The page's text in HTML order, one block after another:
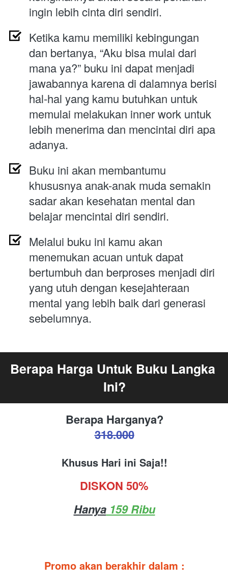
ingin lebih cinta diri sendiri.
Ketika kamu memiliki kebingungan
dan bertanya, “Aku bisa mulai dari
mana ya?” buku ini dapat menjadi
jawabannya karena di dalamnya berisi
hal-hal yang kamu butuhkan untuk
memulai melakukan inner work untuk
lebih menerima dan mencintai diri apa
adanya.
Buku ini akan membantumu
khususnya anak-anak muda semakin
sadar akan kesehatan mental dan
belajar mencintai diri sendiri.
Melalui buku ini kamu akan
menemukan acuan untuk dapat
bertumbuh dan berproses menjadi diri
yang utuh dengan kesejahteraan
mental yang lebih baik dari generasi
sebelumnya.
Berapa Harga Untuk Buku Langka
Ini?
Berapa Harganya?
318.000
Khusus Hari ini Saja!!
DISKON 50%
Hanya 159 Ribu
Promo akan berakhir dalam :